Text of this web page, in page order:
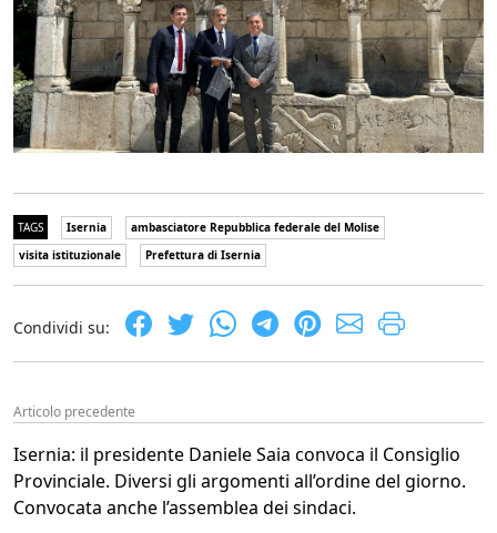
TAGS Isernia
ambasciatore Repubblica federale del Molise
visita istituzionale
Prefettura di Isernia
Condividi su:
Articolo precedente
Isernia: il presidente Daniele Saia convoca il Consiglio
Provinciale. Diversi gli argomenti all’ordine del giorno.
Convocata anche l’assemblea dei sindaci.